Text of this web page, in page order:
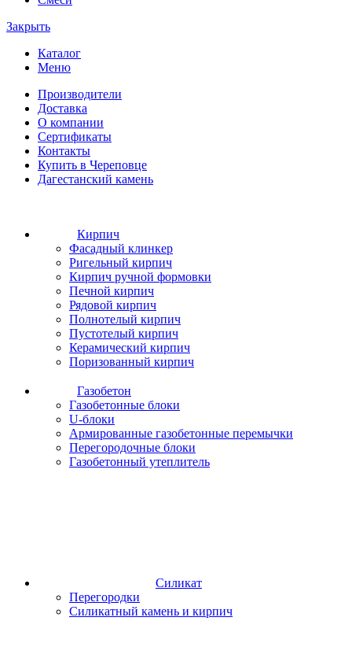
Закрыть
Каталог
Меню
Производители
Доставка
О компании
Сертификаты
Контакты
Купить в Череповце
Дагестанский камень
Кирпич
Фасадный клинкер
Ригельный кирпич
Кирпич ручной формовки
Печной кирпич
Рядовой кирпич
Полнотелый кирпич
Пустотелый кирпич
Керамический кирпич
Поризованный кирпич
Газобетон
Газобетонные блоки
U-блоки
Армированные газобетонные перемычки
Перегородочные блоки
Газобетонный утеплитель
Силикат
Перегородки
Силикатный камень и кирпич